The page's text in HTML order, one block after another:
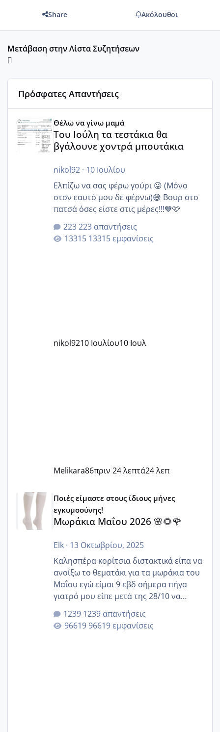
Share Ακόλουθοι
Μετάβαση στην Λίστα Συζητήσεων
Πρόσφατες Απαντήσεις
Θέλω να γίνω μαμά
Του Ιούλη τα τεστάκια θα
βγάλουνε χοντρά μπουτάκια
nikol92· 10 Ιουλίου
Ελπίζω να σας φέρω γούρι 😜 (Μόνο
στον εαυτό μου δε φέρνω)😅 Βουρ στο
πατσά όσες είστε στις μέρες!!!💙🩷
223 απαντήσεις
13315 εμφανίσεις
nikol9210 Ιουλίου10 Ιουλ
Melikara86πριν 24 λεπτά24 λεπ
Μωράκια Μαΐου 2026 🌸🌻🌹
Ποιές είμαστε στους ίδιους μήνες
εγκυμοσύνης!
Μωράκια Μαΐου 2026 🌸🌻🌹
Elk· 13 Οκτωβρίου, 2025
Καλησπέρα κορίτσια διστακτικά είπα να
ανοίξω το θεματάκι για τα μωράκια του
Μαΐου εγώ είμαι 9 εβδ σήμερα πήγα
γιατρό μου είπε μετά της 28/10 να
κλείσω ραντεβού για την αυχενική είναι
καμιά άλλη κοπέλα να γεννάει Μάιο ;;
1239 απαντήσεις
96619 εμφανίσεις